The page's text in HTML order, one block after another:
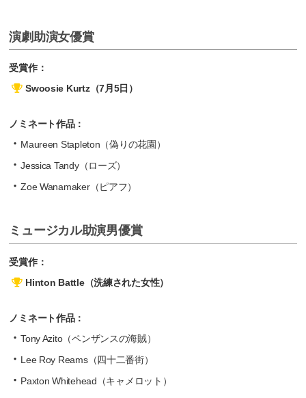
演劇助演女優賞
受賞作：
Swoosie Kurtz（7月5日）
ノミネート作品：
Maureen Stapleton（偽りの花園）
Jessica Tandy（ローズ）
Zoe Wanamaker（ピアフ）
ミュージカル助演男優賞
受賞作：
Hinton Battle（洗練された女性）
ノミネート作品：
Tony Azito（ペンザンスの海賊）
Lee Roy Reams（四十二番街）
Paxton Whitehead（キャメロット）